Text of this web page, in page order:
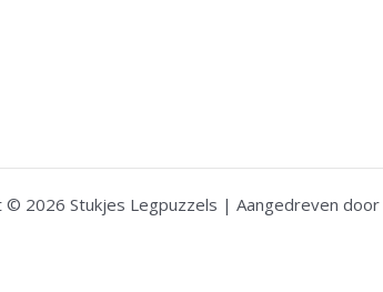
© 2026 Stukjes Legpuzzels | Aangedreven door